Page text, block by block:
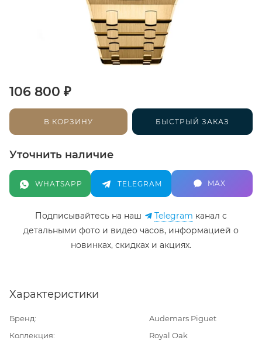
106 800 ₽
В КОРЗИНУ БЫСТРЫЙ ЗАКАЗ
Уточнить наличие
WHATSAPP TELEGRAM MAX
Подписывайтесь на наш Telegram канал c
детальными фото и видео часов, информацией о
новинках, скидках и акциях.
Характеристики
Бренд
Audemars Piguet
Коллекция
Royal Oak